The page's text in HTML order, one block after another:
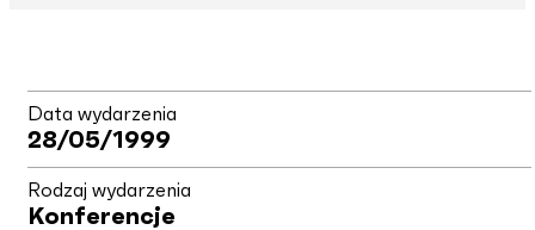
Data wydarzenia
28/05/1999
Rodzaj wydarzenia
Konferencje